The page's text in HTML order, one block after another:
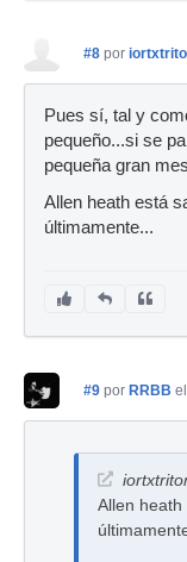
#8 por
Pues sí, tal y
pequeño...si se
pequeña gran
Allen heath está
últimamente...
#9 por RRBB
Allen